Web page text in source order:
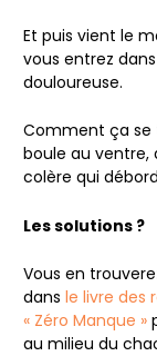
Et puis vient le
vous entrez
douloureuse.
Comment ça se
boule au ventre,
colère qui
Les solutions ?
Vous en
dans le livre des
« Zéro Manque »
au milieu du